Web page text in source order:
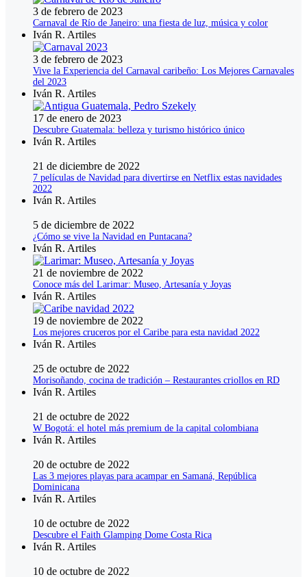
3 de febrero de 2023
Carnaval de Río de Janeiro: una fiesta de luz, música y color
Iván R. Artiles
3 de febrero de 2023
Vive la Experiencia del Carnaval caribeño: Los Mejores Carnavales
del 2023
Iván R. Artiles
17 de enero de 2023
Descubre Guatemala: belleza y turismo histórico único
Iván R. Artiles
21 de diciembre de 2022
7 películas de Navidad para divertirse en Netflix estas navidades
2022
Iván R. Artiles
5 de diciembre de 2022
¿Cómo se vive la Navidad en Puntacana?
Iván R. Artiles
21 de noviembre de 2022
Conoce más del Larimar: Museo, Artesanía y Joyas
Iván R. Artiles
19 de noviembre de 2022
Los mejores cruceros por el Caribe para esta navidad 2022
Iván R. Artiles
25 de octubre de 2022
Morisoñando, cocina de tradición – Restaurantes criollos en RD
Iván R. Artiles
21 de octubre de 2022
W Bogotá: el hotel más premium de la capital colombiana
Iván R. Artiles
20 de octubre de 2022
Las 3 mejores playas para acampar en Samaná, República
Dominicana
Iván R. Artiles
10 de octubre de 2022
Descubre el Faith Glamping Dome Costa Rica
Iván R. Artiles
10 de octubre de 2022